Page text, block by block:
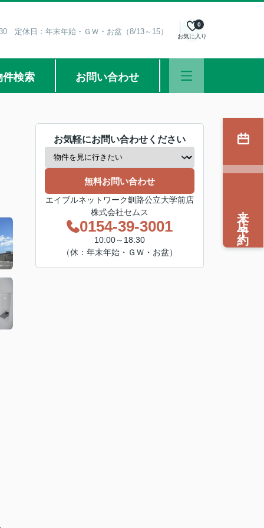
定休日：年末年始・ＧＷ・お盆（8/13～15） お気に入り
0
件検索 お問い合わせ
お気軽にお問い合わせください
無料お問い合わせ
エイブルネットワーク釧路公立大学前店
株式会社セムス
0154-39-3001
10:00～18:30
（休：年末年始・ＧＷ・お盆）
来店予約